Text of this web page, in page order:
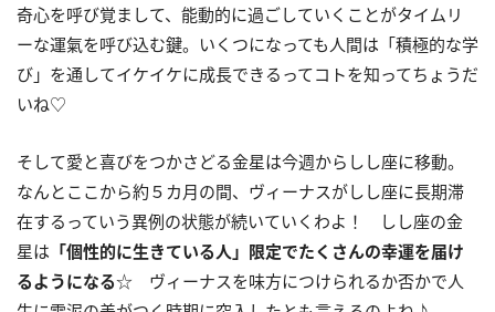
奇心を呼び覚まして、能動的に過ごしていくことがタイムリ
ーな運氣を呼び込む鍵。いくつになっても人間は「積極的な学
び」を通してイケイケに成長できるってコトを知ってちょうだ
いね♡
そして愛と喜びをつかさどる金星は今週からしし座に移動。
なんとここから約５カ月の間、ヴィーナスがしし座に長期滞
在するっていう異例の状態が続いていくわよ！ しし座の金
星は 「個性的に生きている人」限定でたくさんの幸運を届け
るようになる☆ ヴィーナスを味方につけられるか否かで人